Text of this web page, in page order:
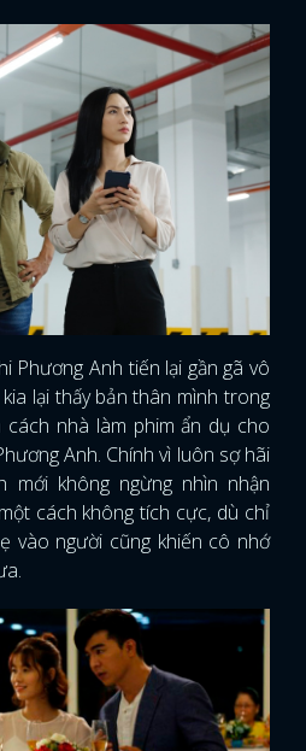
x
NHẬP
Phương Anh tiến lại gần gã vô
lại thấy bản thân mình trong
nhà làm phim ẩn dụ cho
Anh. Chính vì luôn sợ hãi
mới không ngừng nhìn nhận
cách không tích cực, dù chỉ
vào người cũng khiến cô nhớ